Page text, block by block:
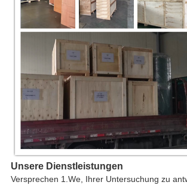
Unsere Dienstleistungen
Versprechen 1.We, Ihrer Untersuchung zu